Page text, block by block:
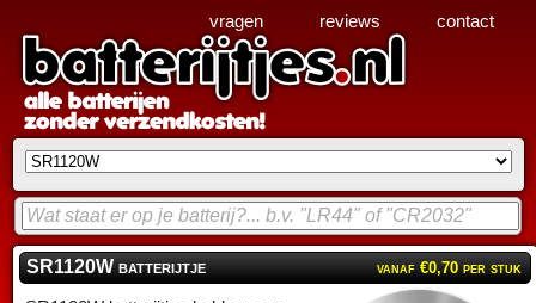
SR1120W batterijtje vanaf €0,70 per stuk
vragen reviews contact